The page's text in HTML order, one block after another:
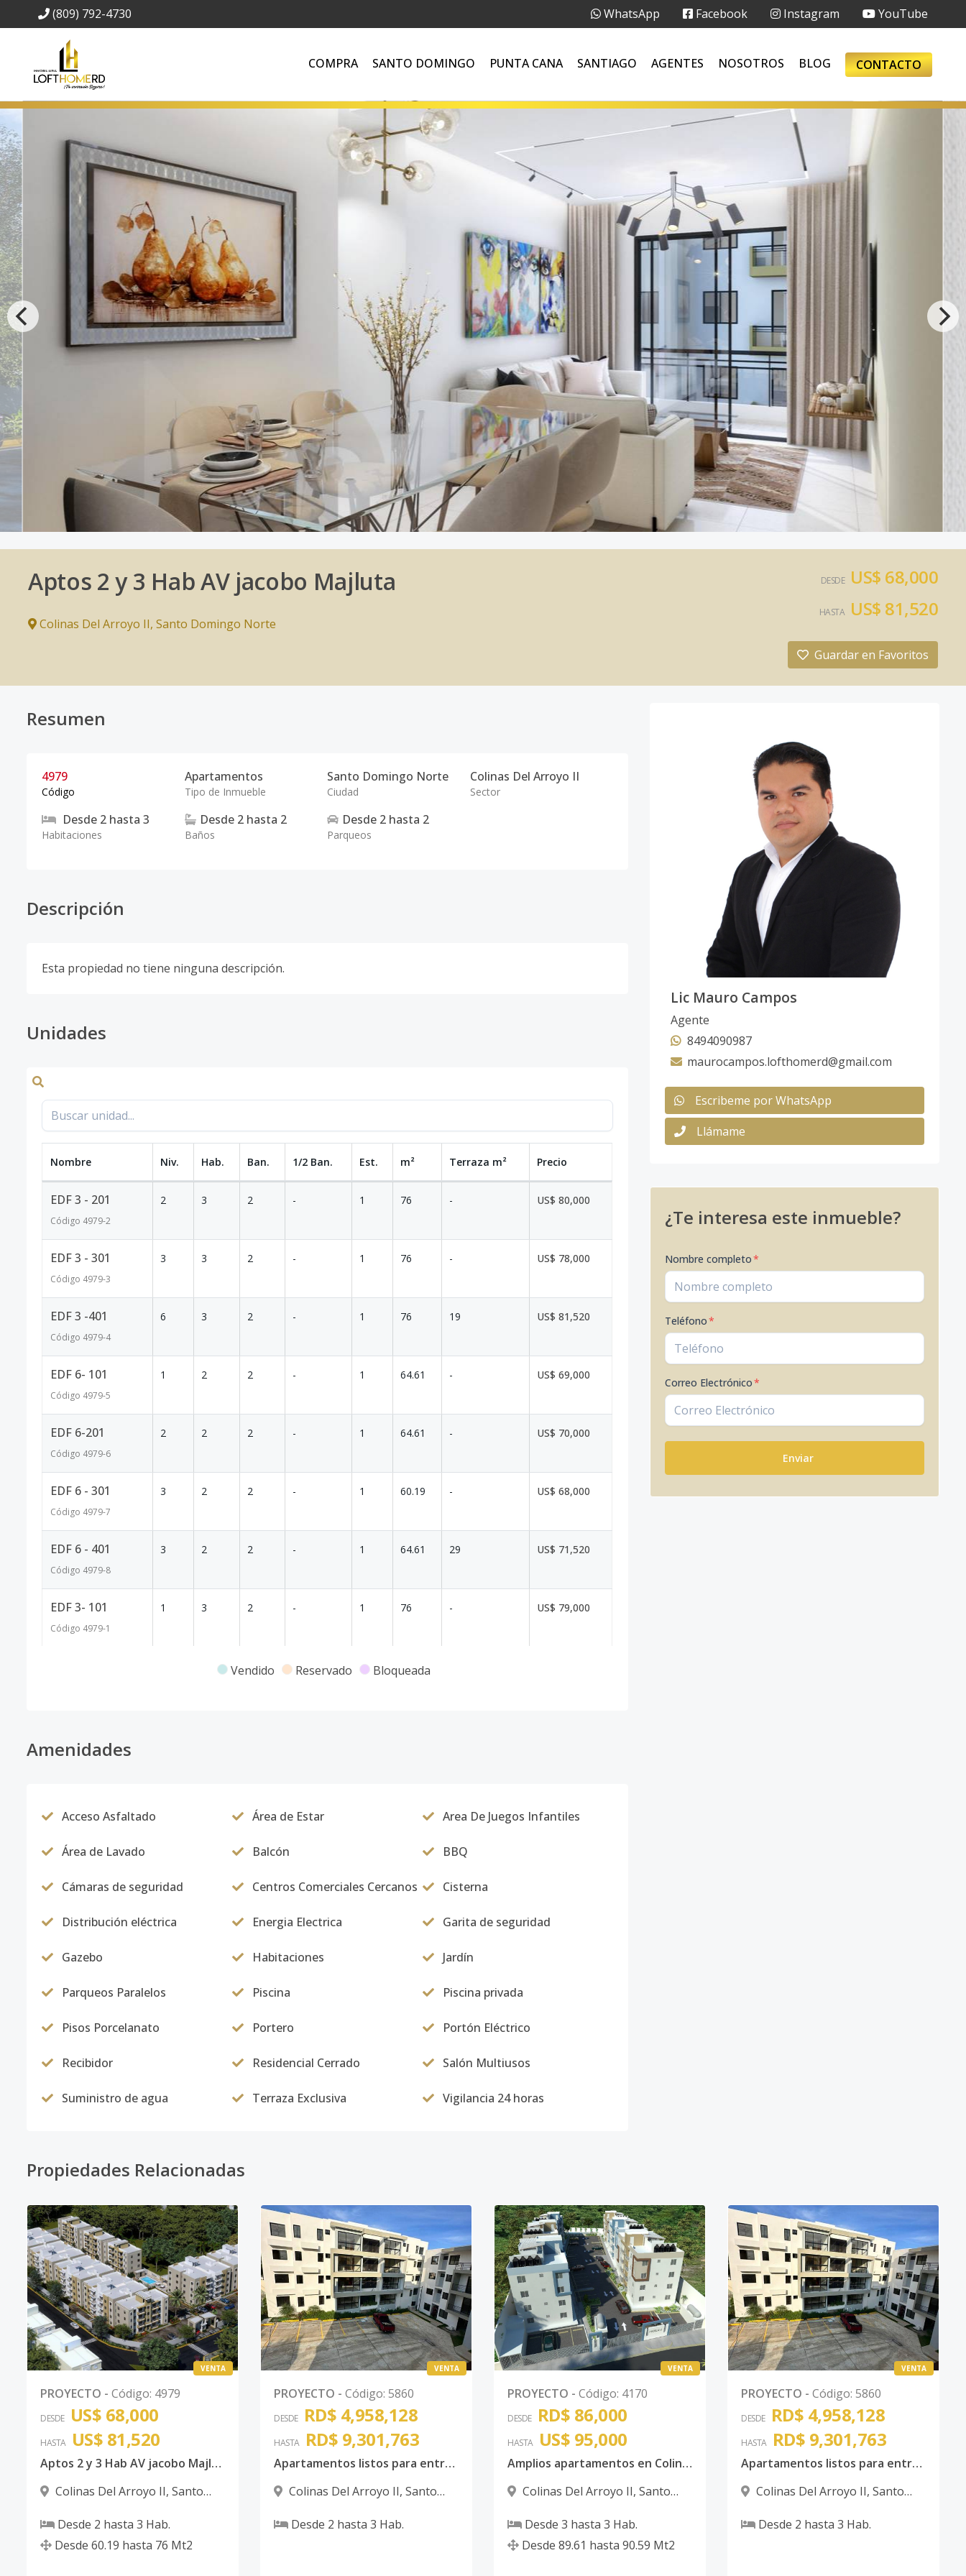
(809) 792-4730 WhatsApp Facebook Instagram YouTube
COMPRA SANTO DOMINGO PUNTA CANA SANTIAGO AGENTES NOSOTROS BLOG CONTACTO
Aptos 2 y 3 Hab AV jacobo Majluta
Colinas Del Arroyo II, Santo Domingo Norte
DESDE US$ 68,000
HASTA US$ 81,520
Guardar en Favoritos
Resumen
4979
Código
Apartamentos
Tipo de Inmueble
Santo Domingo Norte
Ciudad
Colinas Del Arroyo II
Sector
Desde 2 hasta 3
Habitaciones
Desde 2hasta 2
Baños
Desde 2 hasta 2
Parqueos
Descripción
Esta propiedad no tiene ninguna descripción.
Unidades
Nombre Niv. Hab. Ban. 1/2 Ban. Est. m² Terraza m² Precio
EDF 3 - 201
Código 4979-2
2 3 2 - 1 76 - US$ 80,000
EDF 3 - 301
Código 4979-3
3 3 2 - 1 76 - US$ 78,000
EDF 3 -401
Código 4979-4
6 3 2 - 1 76 19 US$ 81,520
EDF 6- 101
Código 4979-5
1 2 2 - 1 64.61 - US$ 69,000
EDF 6-201
Código 4979-6
2 2 2 - 1 64.61 - US$ 70,000
EDF 6 - 301
Código 4979-7
3 2 2 - 1 60.19 - US$ 68,000
EDF 6 - 401
Código 4979-8
3 2 2 - 1 64.61 29 US$ 71,520
EDF 3- 101
Código 4979-1
1 3 2 - 1 76 - US$ 79,000
Vendido Reservado Bloqueada
Amenidades
Acceso Asfaltado Área de Estar Area De Juegos Infantiles
Área de Lavado Balcón BBQ
Cámaras de seguridad Centros Comerciales Cercanos Cisterna
Distribución eléctrica Energia Electrica Garita de seguridad
Gazebo Habitaciones Jardín
Parqueos Paralelos Piscina Piscina privada
Pisos Porcelanato Portero Portón Eléctrico
Recibidor Residencial Cerrado Salón Multiusos
Suministro de agua Terraza Exclusiva Vigilancia 24 horas
Lic Mauro Campos
Agente
8494090987
maurocampos.lofthomerd@gmail.com
Escribeme por WhatsApp
Llámame
¿Te interesa este inmueble?
Nombre completo*
Teléfono*
Correo Electrónico*
Enviar
Propiedades Relacionadas
VENTA
PROYECTO - Código: 4979
DESDE US$ 68,000
HASTA US$ 81,520
Aptos 2 y 3 Hab AV jacobo Majluta
Colinas Del Arroyo II, Santo
Desde 2 hasta 3 Hab.
Desde 60.19 hasta 76 Mt2
VENTA
PROYECTO - Código: 5860
DESDE RD$ 4,958,128
HASTA RD$ 9,301,763
Apartamentos listos para entrega en la Jacobo Majluta
Colinas Del Arroyo II, Santo
Desde 2 hasta 3 Hab.
VENTA
PROYECTO - Código: 4170
DESDE RD$ 86,000
HASTA US$ 95,000
Amplios apartamentos en Colinas Del Arroyo II
Colinas Del Arroyo II, Santo
Desde 3 hasta 3 Hab.
Desde 89.61 hasta 90.59 Mt2
VENTA
PROYECTO - Código: 5860
DESDE RD$ 4,958,128
HASTA RD$ 9,301,763
Apartamentos listos para entrega en la Jacobo Majluta
Colinas Del Arroyo II, Santo
Desde 2 hasta 3 Hab.